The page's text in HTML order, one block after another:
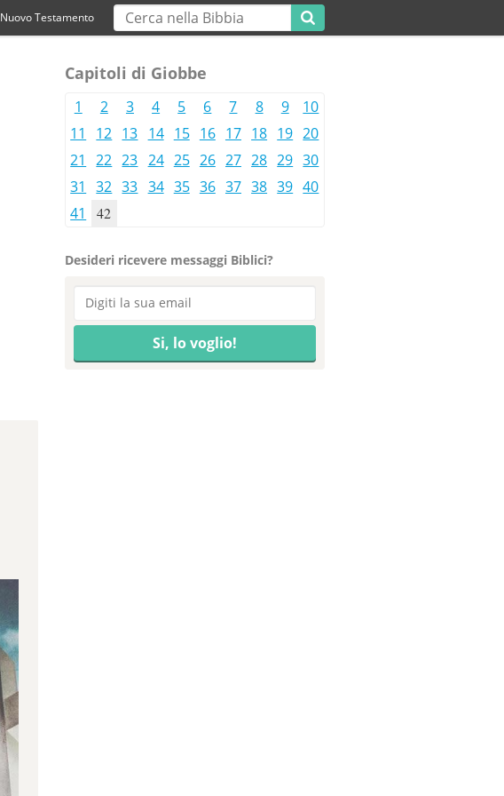
Nuovo Testamento
Capitoli di Giobbe
1 2 3 4 5 6 7 8 9
10
11
12 13 14 15 16 17 18 19 20
21
22 23 24 25 26 27 28 29 30
31
32 33 34 35 36 37 38 39 40
41
42
Desideri ricevere messaggi Biblici?